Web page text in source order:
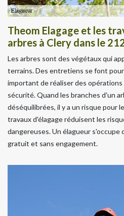
Theom Elagage et les
arbres à Clery dans le
Les arbres sont des végétaux qui
terrains. Des entretiens se font
important de réaliser des opérations
sécurité. Quand les branches d'un
déséquilibrées, il y a un risque pour
travaux d'élagage réduisent les
dangereuses. Un élagueur s'occupe
gratuit et sans engagement.